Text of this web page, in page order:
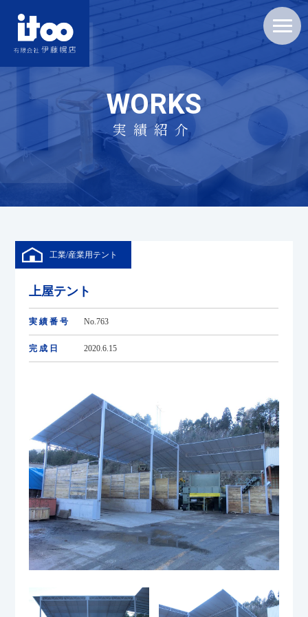
WORKS
実績紹介
工業/産業用テント
上屋テント
実績番号 No.763
完成日 2020.6.15